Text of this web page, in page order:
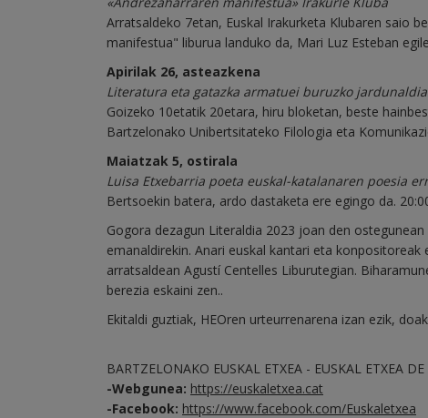
Arratsaldeko 7etan, Euskal Irakurketa Klubaren saio
manifestua" liburua landuko da, Mari Luz Esteban
Apirilak 26, asteazkena
Literatura eta gatazka armatuei buruzko jardunaldia
Goizeko 10etatik 20etara, hiru bloketan, beste
Bartzelonako Unibertsitateko Filologia eta
Maiatzak 5, ostirala
Luisa Etxebarria poeta euskal-katalanaren poesia
Bertsoekin batera, ardo dastaketa ere egingo da.
Gogora dezagun Literaldia 2023 joan den ostegunean
emanaldirekin. Anari euskal kantari eta
arratsaldean Agustí Centelles Liburutegian.
berezia eskaini zen..
Ekitaldi guztiak, HEOren urteurrenarena izan ezik,
BARTZELONAKO EUSKAL ETXEA - EUSKAL ETXEA
-Webgunea: https://euskaletxea.cat
-Facebook: https://www.facebook.com/Euskaletxea